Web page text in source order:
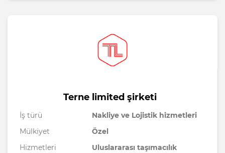
Terne limited şirketi
İş türü
Nakliye ve Lojistik hizmetleri
Mülkiyet
Özel
Hizmetleri
Uluslararası taşımacılık